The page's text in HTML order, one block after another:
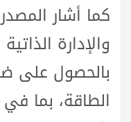
كما أشار
والإدارة
بالحصول على
الطاقة، بما في